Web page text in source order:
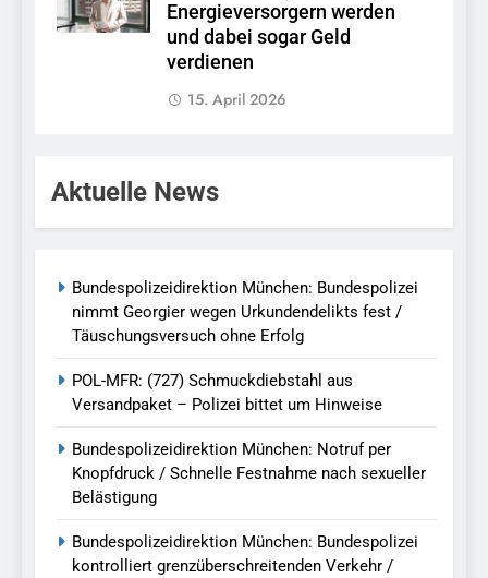
Energieversorgern werden
und dabei sogar Geld
verdienen
15. April 2026
Aktuelle News
Bundespolizeidirektion München: Bundespolizei
nimmt Georgier wegen Urkundendelikts fest /
Täuschungsversuch ohne Erfolg
POL-MFR: (727) Schmuckdiebstahl aus
Versandpaket – Polizei bittet um Hinweise
Bundespolizeidirektion München: Notruf per
Knopfdruck / Schnelle Festnahme nach sexueller
Belästigung
Bundespolizeidirektion München: Bundespolizei
kontrolliert grenzüberschreitenden Verkehr /